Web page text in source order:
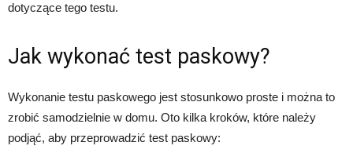
dotyczące tego testu.
Jak wykonać test paskowy?
Wykonanie testu paskowego jest stosunkowo proste i można to
zrobić samodzielnie w domu. Oto kilka kroków, które należy
podjąć, aby przeprowadzić test paskowy: